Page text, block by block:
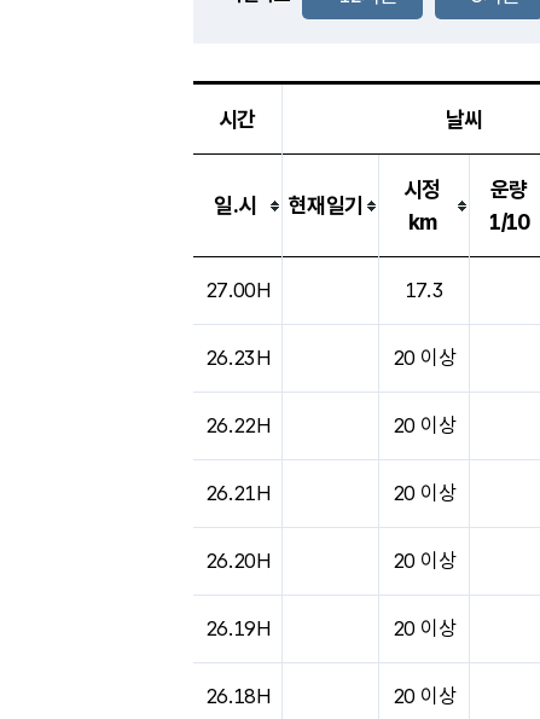
-
시간 날씨
일.시 현재일기
시정
km
운량
1/10
27.00H 17.3
26.23H 20 이상
26.22H 20 이상
26.21H 20 이상
26.20H 20 이상
26.19H 20 이상
26.18H 20 이상